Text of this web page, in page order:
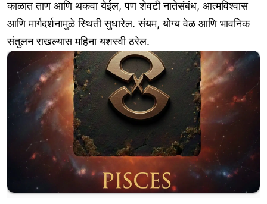
काळात ताण आणि थकवा येईल, पण शेवटी नातेसंबंध, आत्मविश्वास
आणि मार्गदर्शनामुळे स्थिती सुधारेल. संयम, योग्य वेळ आणि भावनिक
संतुलन राखल्यास महिना यशस्वी ठरेल.